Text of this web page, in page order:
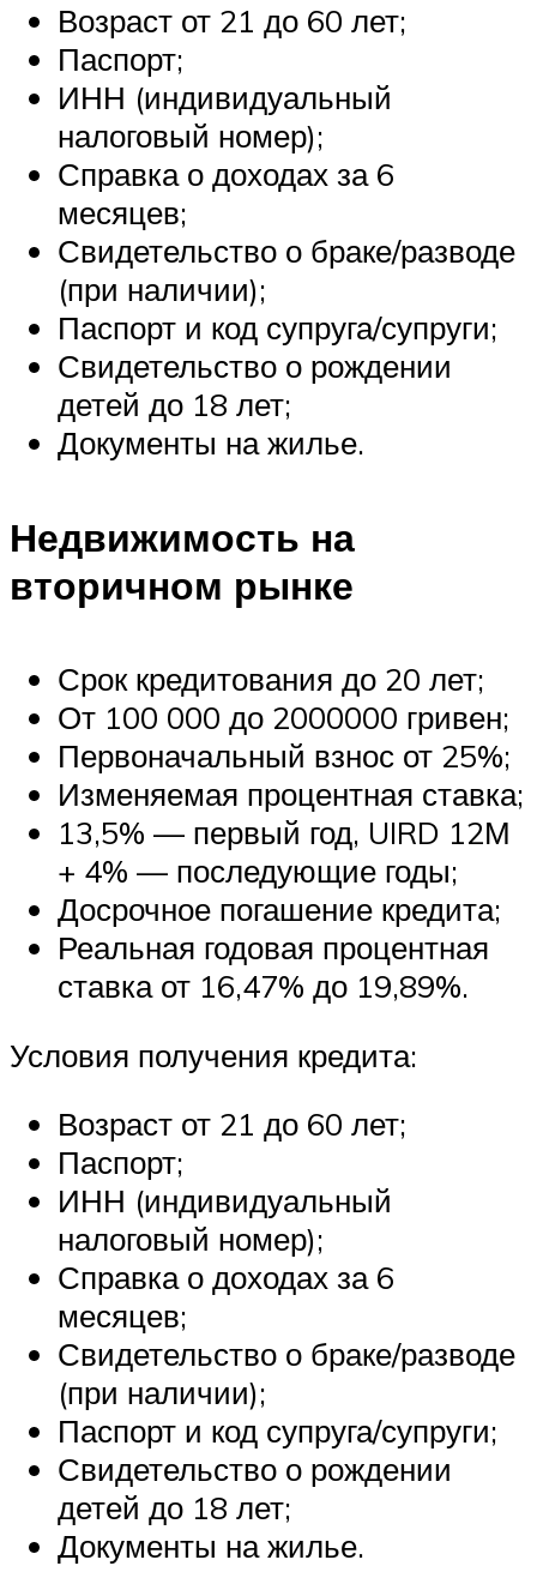
Возраст от 21 до 60 лет;
Паспорт;
ИНН (индивидуальный
налоговый номер);
Справка о доходах за 6
месяцев;
Свидетельство о браке/разводе
(при наличии);
Паспорт и код супруга/супруги;
Свидетельство о рождении
детей до 18 лет;
Документы на жилье.
Недвижимость на
вторичном рынке
Срок кредитования до 20 лет;
От 100 000 до 2000000 гривен;
Первоначальный взнос от 25%;
Изменяемая процентная ставка;
13,5% — первый год, UIRD 12М
+ 4% — последующие годы;
Досрочное погашение кредита;
Реальная годовая процентная
ставка от 16,47% до 19,89%.
Условия получения кредита:
Возраст от 21 до 60 лет;
Паспорт;
ИНН (индивидуальный
налоговый номер);
Справка о доходах за 6
месяцев;
Свидетельство о браке/разводе
(при наличии);
Паспорт и код супруга/супруги;
Свидетельство о рождении
детей до 18 лет;
Документы на жилье.